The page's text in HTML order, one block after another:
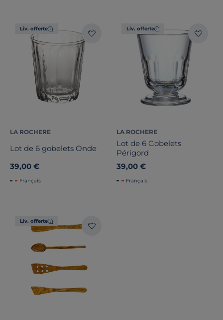
Liv. offerte
LA ROCHERE
Lot de 6 gobelets Onde
39,00 €
Français
Liv. offerte
LA ROCHERE
Lot de 6 Gobelets
Périgord
39,00 €
Français
Liv. offerte